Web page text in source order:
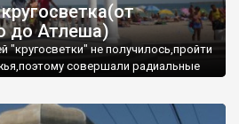
до Атлеша)
"кругосветки" не получилось,пройти
совершали радиальные